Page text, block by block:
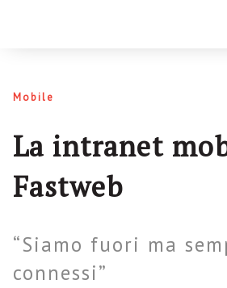
Mobile
La intranet
Fastweb
“Siamo fuori ma
connessi”